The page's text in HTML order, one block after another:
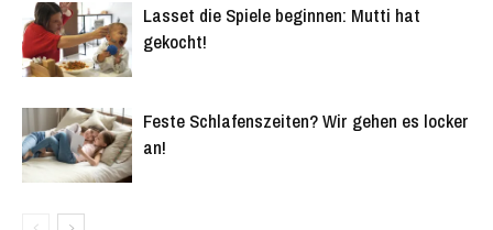
Lasset die Spiele beginnen: Mutti hat
gekocht!
Feste Schlafenszeiten? Wir gehen es locker
an!